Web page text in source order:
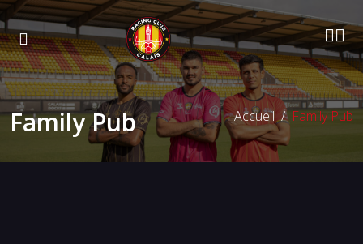
Family Pub Accueil Family Pub